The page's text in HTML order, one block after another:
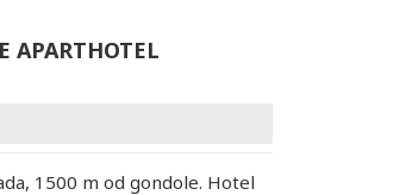
APARTHOTEL
1500 m od gondole. Hotel